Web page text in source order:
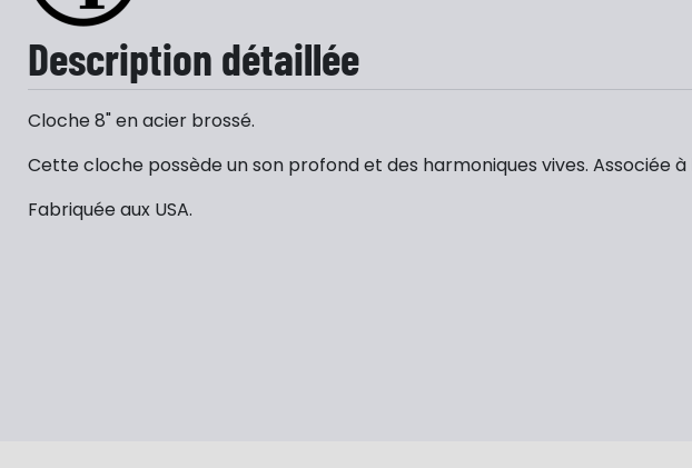
Description détaillée
Cloche 8" en acier brossé.
Cette cloche possède un son profond et des harmoniques vives. Associée
Fabriquée aux USA.